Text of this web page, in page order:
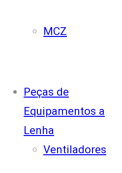
MCZ
Peças de
Equipamentos a
Lenha
Ventiladores